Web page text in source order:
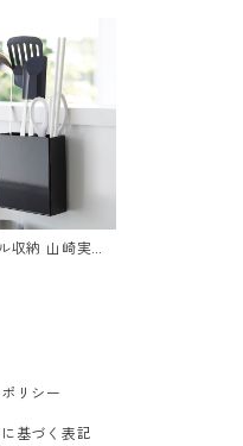
収納 山崎実業
ィルムフック
ホルダー ブラ
リシー
基づく表記